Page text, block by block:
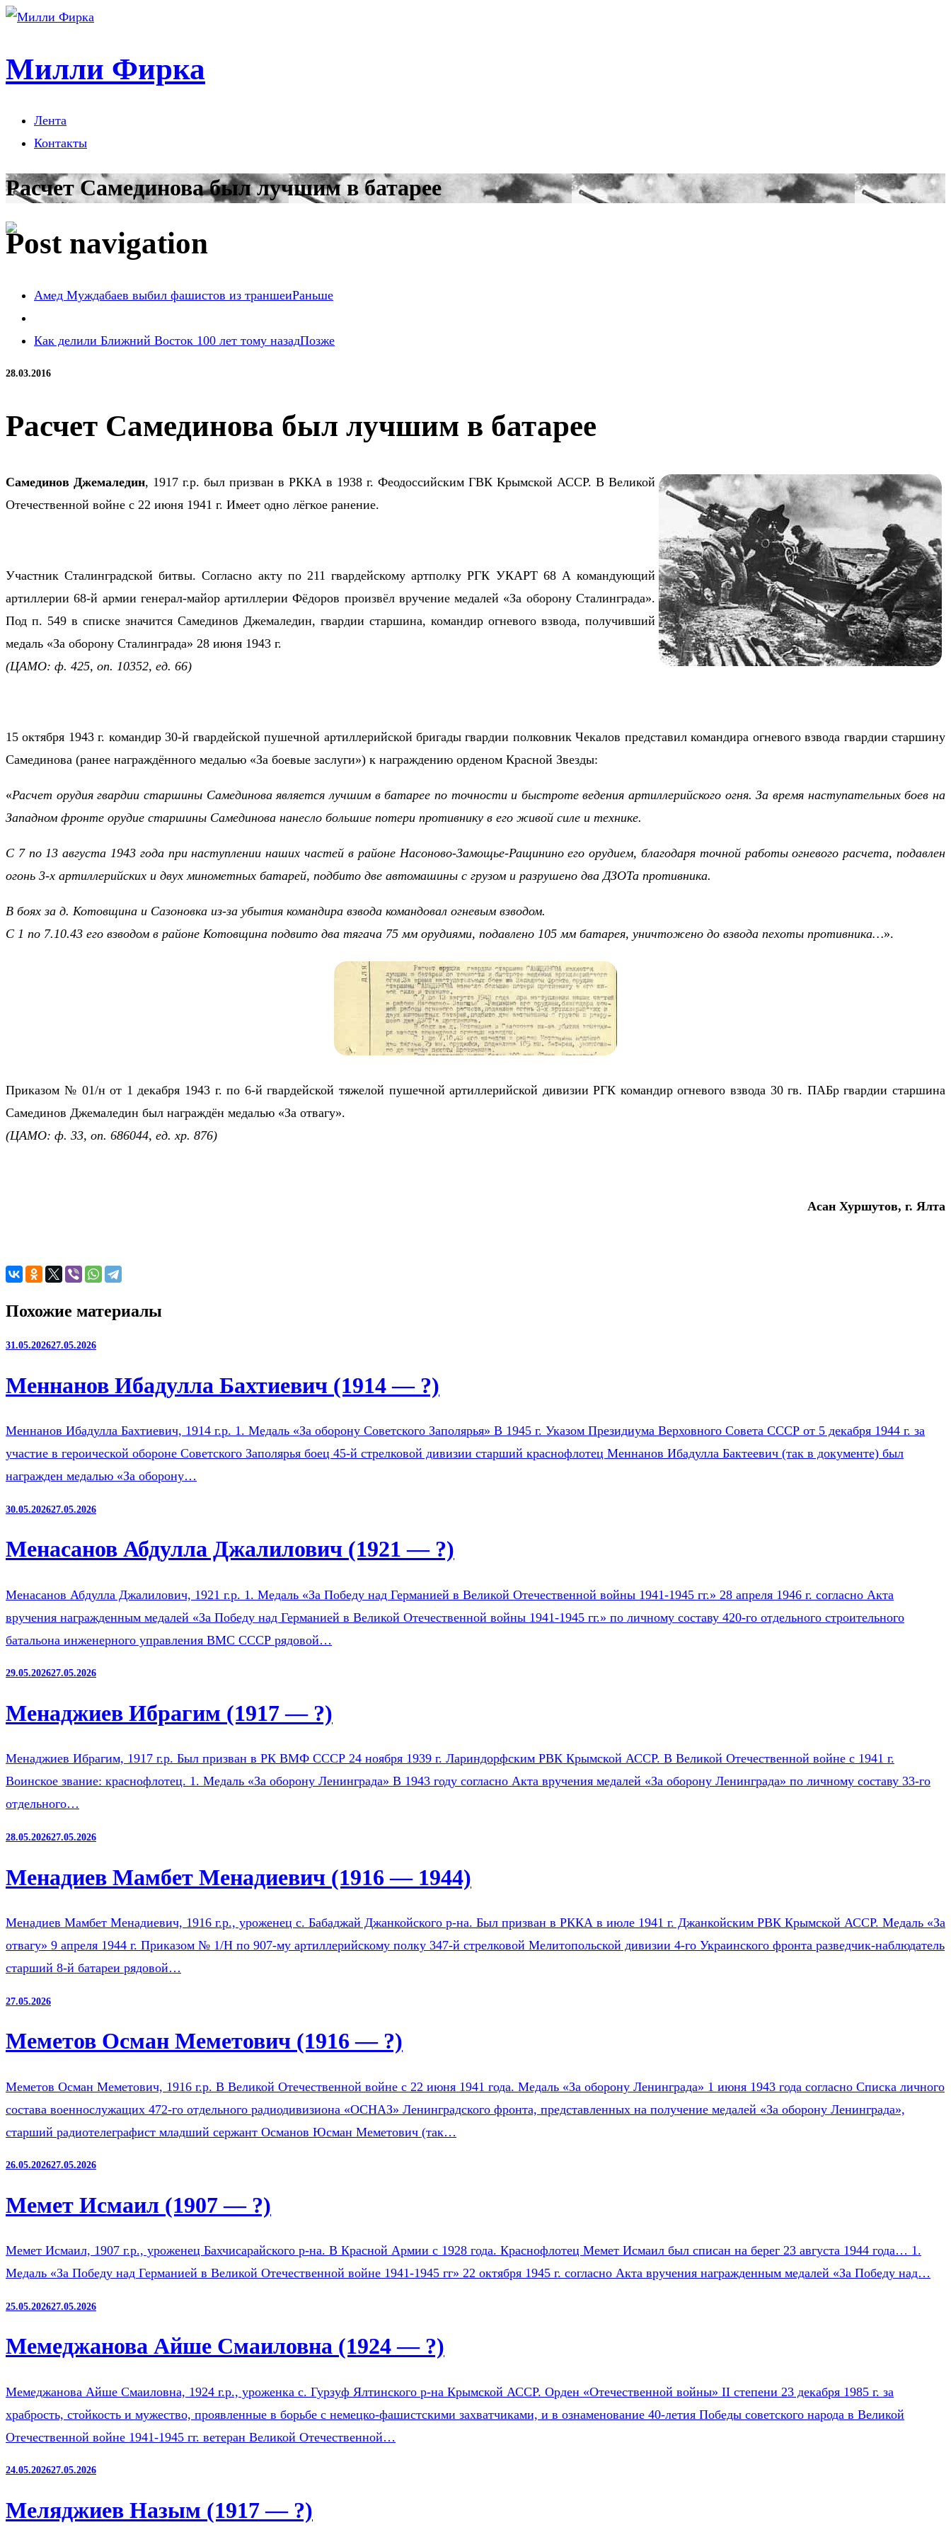
Милли Фирка
Лента
Контакты
Расчет Самединова был лучшим в батарее
Post navigation
Амед Муждабаев выбил фашистов из траншеиРаньше
Как делили Ближний Восток 100 лет тому назадПозже
28.03.2016
Расчет Самединова был лучшим в батарее
Самединов Джемаледин, 1917 г.р. был призван в РККА в 1938 г. Феодоссийским ГВК Крымской АССР. В Великой
Отечественной войне с 22 июня 1941 г. Имеет одно лёгкое ранение.
Участник Сталинградской битвы. Согласно акту по 211 гвардейскому артполку РГК УКАРТ 68 А командующий
артиллерии 68-й армии генерал-майор артиллерии Фёдоров произвёл вручение медалей «За оборону Сталинграда».
Под п. 549 в списке значится Самединов Джемаледин, гвардии старшина, командир огневого взвода, получивший
медаль «За оборону Сталинграда» 28 июня 1943 г.
(ЦАМО: ф. 425, оп. 10352, ед. 66)
15 октября 1943 г. командир 30-й гвардейской пушечной артиллерийской бригады гвардии полковник Чекалов представил командира огневого взвода гвардии старшину
Самединова (ранее награждённого медалью «За боевые заслуги») к награждению орденом Красной Звезды:
«Расчет орудия гвардии старшины Самединова является лучшим в батарее по точности и быстроте ведения артиллерийского огня. За время наступательных боев на
Западном фронте орудие старшины Самединова нанесло большие потери противнику в его живой силе и технике.
С 7 по 13 августа 1943 года при наступлении наших частей в районе Насоново-Замощье-Ращинино его орудием, благодаря точной работы огневого расчета, подавлен
огонь 3-х артиллерийских и двух минометных батарей, подбито две автомашины с грузом и разрушено два ДЗОТа противника.
В боях за д. Котовщина и Сазоновка из-за убытия командира взвода командовал огневым взводом.
С 1 по 7.10.43 его взводом в районе Котовщина подвито два тягача 75 мм орудиями, подавлено 105 мм батарея, уничтожено до взвода пехоты противника…».
Приказом № 01/н от 1 декабря 1943 г. по 6-й гвардейской тяжелой пушечной артиллерийской дивизии РГК командир огневого взвода 30 гв. ПАБр гвардии старшина
Самединов Джемаледин был награждён медалью «За отвагу».
(ЦАМО: ф. 33, оп. 686044, ед. хр. 876)
Асан Хуршутов, г. Ялта
Похожие материалы
31.05.202627.05.2026
Меннанов Ибадулла Бахтиевич (1914 — ?)
Меннанов Ибадулла Бахтиевич, 1914 г.р. 1. Медаль «За оборону Советского Заполярья» В 1945 г. Указом Президиума Верховного Совета СССР от 5 декабря 1944 г. за
участие в героической обороне Советского Заполярья боец 45-й стрелковой дивизии старший краснофлотец Меннанов Ибадулла Бактеевич (так в документе) был
награжден медалью «За оборону…
30.05.202627.05.2026
Менасанов Абдулла Джалилович (1921 — ?)
Менасанов Абдулла Джалилович, 1921 г.р. 1. Медаль «За Победу над Германией в Великой Отечественной войны 1941-1945 гг.» 28 апреля 1946 г. согласно Акта
вручения награжденным медалей «За Победу над Германией в Великой Отечественной войны 1941-1945 гг.» по личному составу 420-го отдельного строительного
батальона инженерного управления ВМС СССР рядовой…
29.05.202627.05.2026
Менаджиев Ибрагим (1917 — ?)
Менаджиев Ибрагим, 1917 г.р. Был призван в РК ВМФ СССР 24 ноября 1939 г. Лариндорфским РВК Крымской АССР. В Великой Отечественной войне с 1941 г.
Воинское звание: краснофлотец. 1. Медаль «За оборону Ленинграда» В 1943 году согласно Акта вручения медалей «За оборону Ленинграда» по личному составу 33-го
отдельного…
28.05.202627.05.2026
Менадиев Мамбет Менадиевич (1916 — 1944)
Менадиев Мамбет Менадиевич, 1916 г.р., уроженец с. Бабаджай Джанкойского р-на. Был призван в РККА в июле 1941 г. Джанкойским РВК Крымской АССР. Медаль «За
отвагу» 9 апреля 1944 г. Приказом № 1/Н по 907-му артиллерийскому полку 347-й стрелковой Мелитопольской дивизии 4-го Украинского фронта разведчик-наблюдатель
старший 8-й батареи рядовой…
27.05.2026
Меметов Осман Меметович (1916 — ?)
Меметов Осман Меметович, 1916 г.р. В Великой Отечественной войне с 22 июня 1941 года. Медаль «За оборону Ленинграда» 1 июня 1943 года согласно Списка личного
состава военнослужащих 472-го отдельного радиодивизиона «ОСНАЗ» Ленинградского фронта, представленных на получение медалей «За оборону Ленинграда»,
старший радиотелеграфист младший сержант Османов Юсман Меметович (так…
26.05.202627.05.2026
Мемет Исмаил (1907 — ?)
Мемет Исмаил, 1907 г.р., уроженец Бахчисарайского р-на. В Красной Армии с 1928 года. Краснофлотец Мемет Исмаил был списан на берег 23 августа 1944 года… 1.
Медаль «За Победу над Германией в Великой Отечественной войне 1941-1945 гг» 22 октября 1945 г. согласно Акта вручения награжденным медалей «За Победу над…
25.05.202627.05.2026
Мемеджанова Айше Смаиловна (1924 — ?)
Мемеджанова Айше Смаиловна, 1924 г.р., уроженка с. Гурзуф Ялтинского р-на Крымской АССР. Орден «Отечественной войны» II степени 23 декабря 1985 г. за
храбрость, стойкость и мужество, проявленные в борьбе с немецко-фашистскими захватчиками, и в ознаменование 40-летия Победы советского народа в Великой
Отечественной войне 1941-1945 гг. ветеран Великой Отечественной…
24.05.202627.05.2026
Меляджиев Назым (1917 — ?)